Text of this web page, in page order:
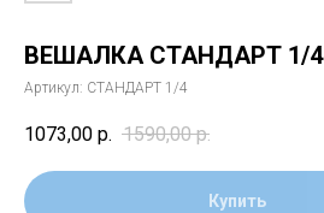
ВЕШАЛКА СТАНДАРТ 1/4
Артикул: СТАНДАРТ 1/4
1073,00 р. 1590,00 р.
Купить